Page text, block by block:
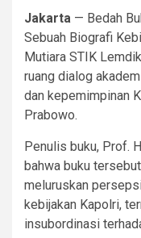
Jakarta — Bedah
Sebuah Biografi
Mutiara STIK
ruang dialog
dan kepemimpinan
Prabowo.
Penulis buku, Prof.
bahwa buku
meluruskan
kebijakan Kapolri,
insubordinasi